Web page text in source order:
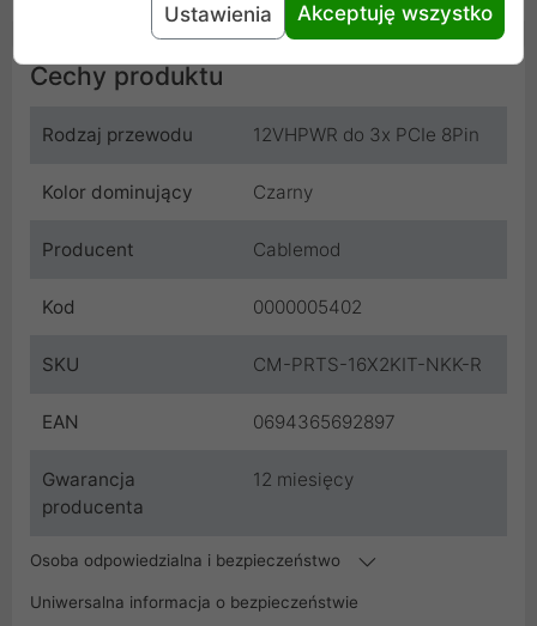
Cechy produktu
Rodzaj przewodu 12VHPWR do 3x PCIe 8Pin
Kolor dominujący Czarny
Producent Cablemod
Kod 0000005402
SKU CM-PRTS-16X2KIT-NKK-R
EAN 0694365692897
Gwarancja
producenta
12 miesięcy
Osoba odpowiedzialna i bezpieczeństwo
Uniwersalna informacja o bezpieczeństwie
Ustawienia Akceptuję wszystko